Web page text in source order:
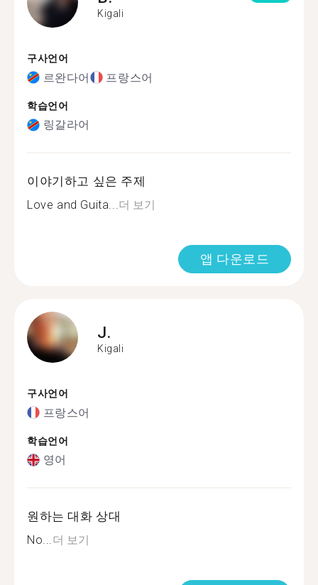
Kigali
구사언어
르완다어 프랑스어
학습언어
링갈라어
이야기하고 싶은 주제
Love and Guita...더 보기
앱 다운로드
J.
Kigali
구사언어
프랑스어
학습언어
영어
원하는 대화 상대
No...더 보기